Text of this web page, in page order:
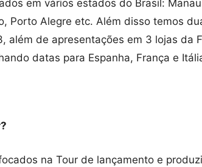
em vários estados do Brasil:
Porto Alegre etc. Além disso temos
além de apresentações em 3 lojas da
datas para Espanha, França e
na Tour de lançamento e